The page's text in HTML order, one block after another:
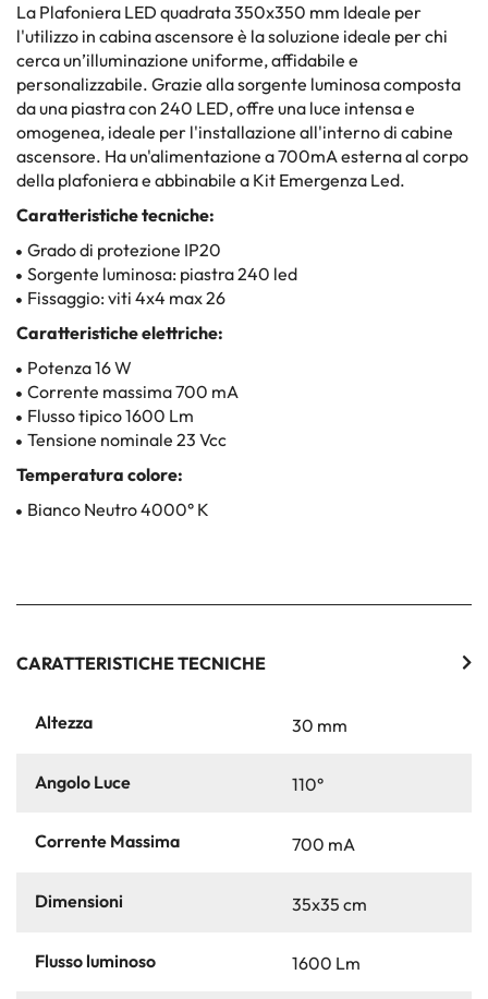
La Plafoniera LED quadrata 350x350 mm Ideale per
l'utilizzo in cabina ascensore è la soluzione ideale per chi
cerca un’illuminazione uniforme, affidabile e
personalizzabile. Grazie alla sorgente luminosa composta
da una piastra con 240 LED, offre una luce intensa e
omogenea, ideale per l'installazione all'interno di cabine
ascensore. Ha un'alimentazione a 700mA esterna al corpo
della plafoniera e abbinabile a Kit Emergenza Led.
Caratteristiche tecniche:
Grado di protezione IP20
Sorgente luminosa: piastra 240 led
Fissaggio: viti 4x4 max 26
Caratteristiche elettriche:
Potenza 16 W
Corrente massima 700 mA
Flusso tipico 1600 Lm
Tensione nominale 23 Vcc
Temperatura colore:
Bianco Neutro 4000° K
CARATTERISTICHE TECNICHE
Altezza 30 mm
Angolo Luce 110°
Corrente Massima 700 mA
Dimensioni 35x35 cm
Flusso luminoso 1600 Lm